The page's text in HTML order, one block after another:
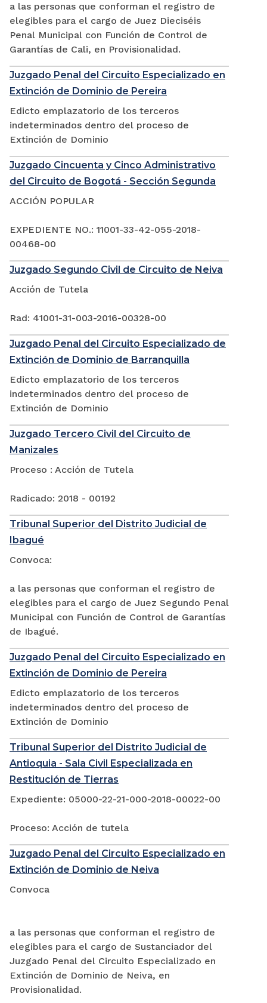
a las personas que conforman el registro de
elegibles para el cargo de Juez Dieciséis
Penal Municipal con Función de Control de
Garantías de Cali, en Provisionalidad.
Juzgado Penal del Circuito Especializado en
Extinción de Dominio de Pereira
Edicto emplazatorio de los terceros
indeterminados dentro del proceso de
Extinción de Dominio
Juzgado Cincuenta y Cinco Administrativo
del Circuito de Bogotá - Sección Segunda
ACCIÓN POPULAR
EXPEDIENTE NO.: 11001-33-42-055-2018-
00468-00
Juzgado Segundo Civil de Circuito de Neiva
Acción de Tutela
Rad: 41001-31-003-2016-00328-00
Juzgado Penal del Circuito Especializado de
Extinción de Dominio de Barranquilla
Edicto emplazatorio de los terceros
indeterminados dentro del proceso de
Extinción de Dominio
Juzgado Tercero Civil del Circuito de
Manizales
Proceso : Acción de Tutela
Radicado: 2018 - 00192
Tribunal Superior del Distrito Judicial de
Ibagué
Convoca:
a las personas que conforman el registro de
elegibles para el cargo de Juez Segundo Penal
Municipal con Función de Control de Garantías
de Ibagué.
Juzgado Penal del Circuito Especializado en
Extinción de Dominio de Pereira
Edicto emplazatorio de los terceros
indeterminados dentro del proceso de
Extinción de Dominio
Tribunal Superior del Distrito Judicial de
Antioquia - Sala Civil Especializada en
Restitución de Tierras
Expediente: 05000-22-21-000-2018-00022-00
Proceso: Acción de tutela
Juzgado Penal del Circuito Especializado en
Extinción de Dominio de Neiva
Convoca
a las personas que conforman el registro de
elegibles para el cargo de Sustanciador del
Juzgado Penal del Circuito Especializado en
Extinción de Dominio de Neiva, en
Provisionalidad.